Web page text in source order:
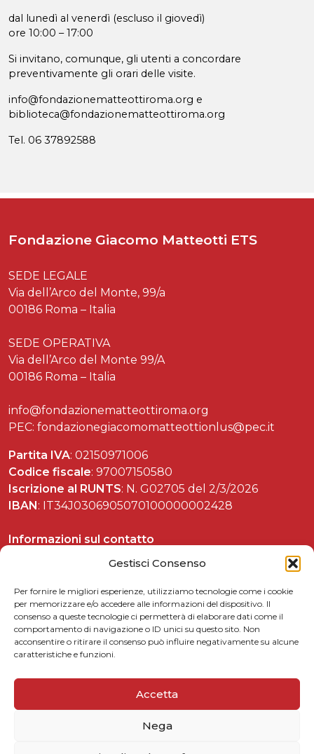
Gestisci Consenso
Per fornire le migliori esperienze, utilizziamo tecnologie come i cookie
per memorizzare e/o accedere alle informazioni del dispositivo. Il
consenso a queste tecnologie ci permetterà di elaborare dati come il
comportamento di navigazione o ID unici su questo sito. Non
acconsentire o ritirare il consenso può influire negativamente su alcune
caratteristiche e funzioni.
Accetta
Nega
dal lunedì al venerdì (escluso il giovedì)
ore 10:00 – 17:00
Si invitano, comunque, gli utenti a concordare
preventivamente gli orari delle visite.
info@fondazionematteottiroma.org e
biblioteca@fondazionematteottiroma.org
Tel. 06 37892588
Fondazione Giacomo Matteotti ETS
SEDE LEGALE
Via dell’Arco del Monte, 99/a
00186 Roma – Italia
SEDE OPERATIVA
Via dell’Arco del Monte 99/A
00186 Roma – Italia
info@fondazionematteottiroma.org
PEC: fondazionegiacomomatteottionlus@pec.it
Partita IVA: 02150971006
Codice fiscale: 97007150580
Iscrizione al RUNTS: N. G02705 del 2/3/2026
IBAN: IT34J0306905070100000002428
Informazioni sul contatto
Celebrazioni matteottiane
Matteotti per le scuole
Contattaci